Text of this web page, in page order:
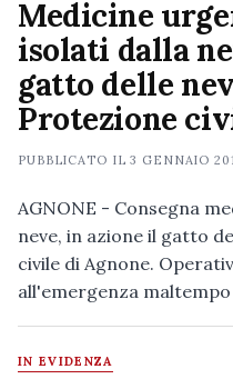
Medicine
isolati dalla
gatto delle
Protezione
PUBBLICATO IL3 GENNAIO
AGNONE - Consegna
neve, in azione il gatto
civile di Agnone.
all'emergenza
IN EVIDENZA